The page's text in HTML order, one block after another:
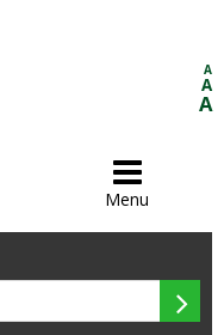
A
A
A

Menu
